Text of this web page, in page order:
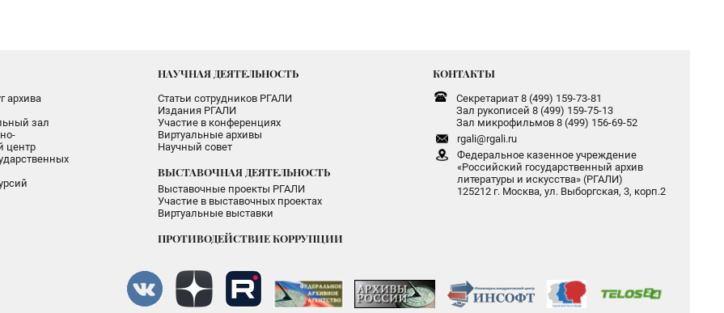
архива
зал
центр
НАУЧНАЯ ДЕЯТЕЛЬНОСТЬ
Статьи сотрудников РГАЛИ
Издания РГАЛИ
Участие в конференциях
Виртуальные архивы
Научный совет
ВЫСТАВОЧНАЯ ДЕЯТЕЛЬНОСТЬ
Выставочные проекты РГАЛИ
Участие в выставочных проектах
Виртуальные выставки
ПРОТИВОДЕЙСТВИЕ КОРРУПЦИИ
КОНТАКТЫ
Секретариат 8 (499) 159-73-81
Зал рукописей 8 (499) 159-75-13
Зал микрофильмов 8 (499) 156-69-52
rgali@rgali.ru
Федеральное казенное учреждение
«Российский государственный архив
литературы и искусства» (РГАЛИ)
125212 г. Москва, ул. Выборгская, 3, корп.2